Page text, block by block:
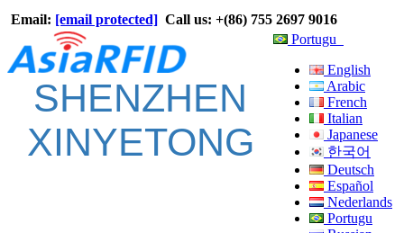
Email: [email protected] Call us: +(86) 755 2697 9016
Portugu
English
Arabic
French
Italian
Japanese
한국어
Deutsch
Español
Nederlands
Portugu
SHENZHEN
XINYETONG